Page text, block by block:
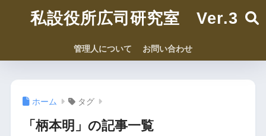
私設役所広司研究室 Ver.3
管理人について お問い合わせ
ホーム タグ
「柄本明」の記事一覧